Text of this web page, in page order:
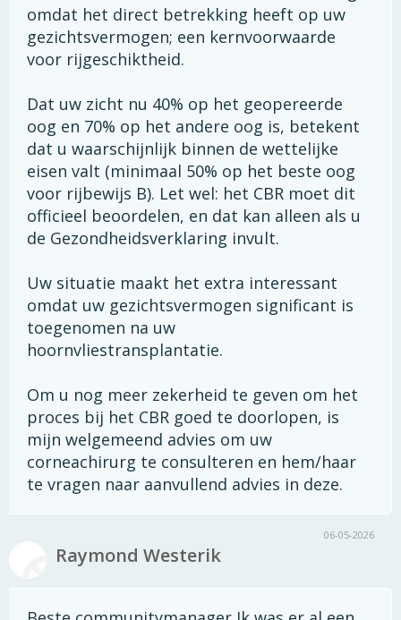
omdat het direct betrekking heeft op uw
gezichtsvermogen; een kernvoorwaarde
voor rijgeschiktheid.
Dat uw zicht nu 40% op het geopereerde
oog en 70% op het andere oog is, betekent
dat u waarschijnlijk binnen de wettelijke
eisen valt (minimaal 50% op het beste oog
voor rijbewijs B). Let wel: het CBR moet dit
officieel beoordelen, en dat kan alleen als u
de Gezondheidsverklaring invult.
Uw situatie maakt het extra interessant
omdat uw gezichtsvermogen significant is
toegenomen na uw
hoornvliestransplantatie.
Om u nog meer zekerheid te geven om het
proces bij het CBR goed te doorlopen, is
mijn welgemeend advies om uw
corneachirurg te consulteren en hem/haar
te vragen naar aanvullend advies in deze.
Raymond Westerik
06-05-2026